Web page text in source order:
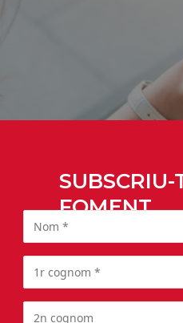
SUBSCRIU-
FOMENT